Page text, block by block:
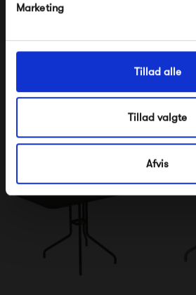
Marketing
Tillad alle
Tillad valgte
Afvis
Fermob Rest'o Table 57 x